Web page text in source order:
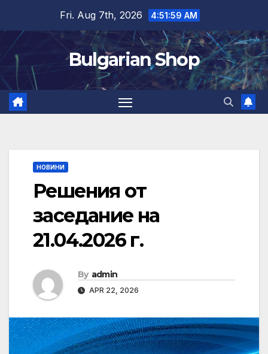
content
Fri. Aug 7th, 2026 4:51:59 AM
Bulgarian Shop
НОВИНИ
Решения от
заседание на
21.04.2026 г.
By admin
APR 22, 2026